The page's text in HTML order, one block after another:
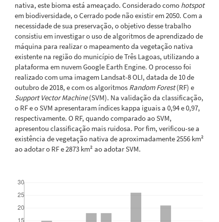
nativa, este bioma está ameaçado. Considerado como hotspot
em biodiversidade, o Cerrado pode não existir em 2050. Com a
necessidade de sua preservação, o objetivo desse trabalho
consistiu em investigar o uso de algoritmos de aprendizado de
máquina para realizar o mapeamento da vegetação nativa
existente na região do município de Três Lagoas, utilizando a
plataforma em nuvem Google Earth Engine. O processo foi
realizado com uma imagem Landsat-8 OLI, datada de 10 de
outubro de 2018, e com os algoritmos Random Forest(RF) e
Support Vector Machine(SVM). Na validação da classificação,
o RF e o SVM apresentaram índices kappa iguais a 0,94 e 0,97,
respectivamente. O RF, quando comparado ao SVM,
apresentou classificação mais ruidosa. Por fim, verificou-se a
existência de vegetação nativa de aproximadamente 2556 km²
ao adotar o RF e 2873 km² ao adotar SVM.